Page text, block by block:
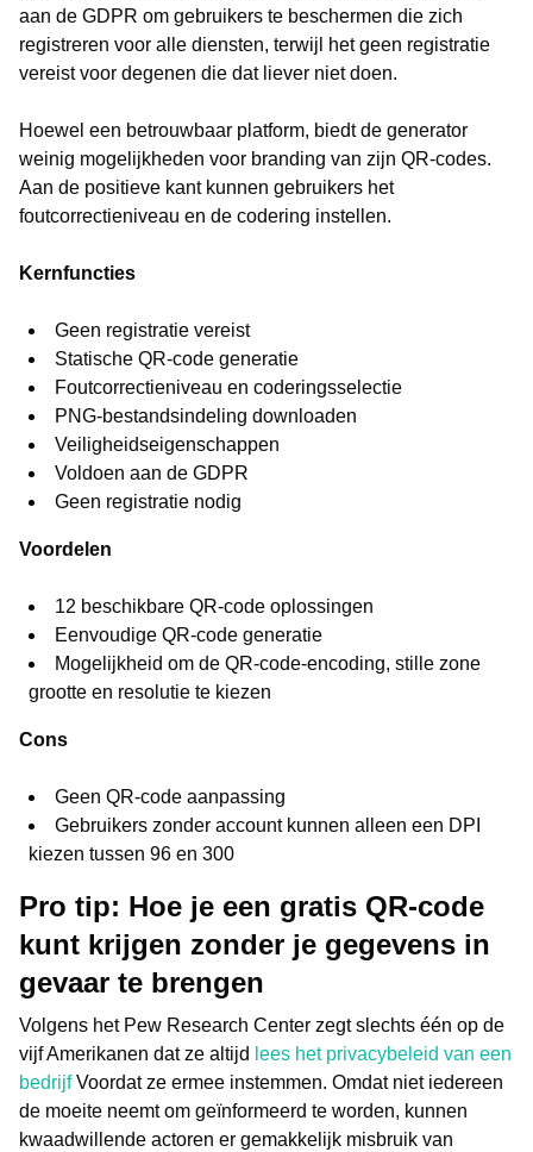
aan de GDPR om gebruikers te beschermen die zich
registreren voor alle diensten, terwijl het geen registratie
vereist voor degenen die dat liever niet doen.
Hoewel een betrouwbaar platform, biedt de generator
weinig mogelijkheden voor branding van zijn QR-codes.
Aan de positieve kant kunnen gebruikers het
foutcorrectieniveau en de codering instellen.
Kernfuncties
Geen registratie vereist
Statische QR-code generatie
Foutcorrectieniveau en coderingsselectie
PNG-bestandsindeling downloaden
Veiligheidseigenschappen
Voldoen aan de GDPR
Geen registratie nodig
Voordelen
12 beschikbare QR-code oplossingen
Eenvoudige QR-code generatie
Mogelijkheid om de QR-code-encoding, stille zone
grootte en resolutie te kiezen
Cons
Geen QR-code aanpassing
Gebruikers zonder account kunnen alleen een DPI
kiezen tussen 96 en 300
Pro tip: Hoe je een gratis QR-code
kunt krijgen zonder je gegevens in
gevaar te brengen
Volgens het Pew Research Center zegt slechts één op de
vijf Amerikanen dat ze altijd lees het privacybeleid van een
bedrijfVoordat ze ermee instemmen. Omdat niet iedereen
de moeite neemt om geïnformeerd te worden, kunnen
kwaadwillende actoren er gemakkelijk misbruik van